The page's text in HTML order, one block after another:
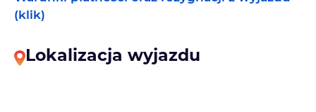
(klik)
Lokalizacja wyjazdu